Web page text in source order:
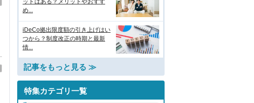
ットはある？メリットやおすす
め...
iDeCo拠出限度額の引き上げはい
つから？制度改正の時期と最新
情...
記事をもっと見る ≫
特集カテゴリ一覧